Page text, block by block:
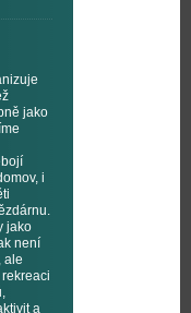
jako
i
jako
není
ale
a